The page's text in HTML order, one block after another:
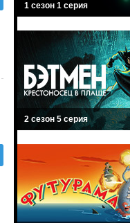
1 сезон 1 серия
2 сезон 5 серия